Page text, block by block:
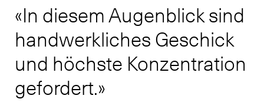
In diesem Augenblick sind
handwerkliches Geschick
und höchste Konzentration
gefordert.